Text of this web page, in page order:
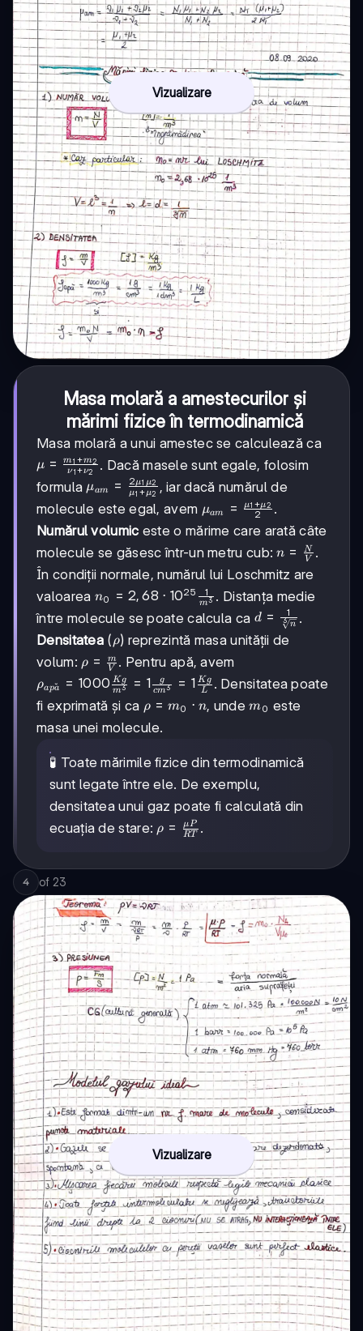
Vizualizare
Masa molară a amestecurilor și
mărimi fizice în termodinamică
Masa molară a unui amestec se calculează ca
\mu =
\frac{m_1
+ m_2}
{\nu_1 +
\nu_2}
μ = ν1 +ν2
m1 +m2 . Dacă masele sunt egale, folosim
formula \mu_{am}
= \frac{2
\mu_1
\mu_2}
{\mu_1 +
\mu_2}
μam = μ1 +μ2
2μ1 μ2 , iar dacă numărul de
molecule este egal, avem \mu_{am}
=
\frac{\mu_1
+ \mu_2}
{2}
μam = 2
μ1 +μ2 .
Numărul volumic este o mărime care arată câte
molecule se găsesc într-un metru cub:n =
\frac{N}
{V}
n = V
N .
În condiții normale, numărul lui Loschmitz are
valoarea n_0 =
2,68
\cdot
10^{25}
\frac{1}
{m^3}
n0 = 2, 68 ⋅ 1025
m3
1
. Distanța medie
între molecule se poate calcula ca d =
\frac{1}
{\sqrt[3]
d = 3 n
1
.
Densitatea (\rho
ρ) reprezintă masa unității de
volum: \rho =
\frac{m}
ρ = V
m . Pentru apă, avem
\rho_{apă}
= 1000
\frac{Kg}
{m^3} = 1
\frac{g}
{cm^3} = 1
\frac{Kg}
ρapa
˘ = 1000 m3
Kg = 1 cm3
g = 1 L
Kg . Densitatea poate
fi exprimată și ca \rho
=
m_0
\cdot
n
ρ = m0 ⋅ n, undem_0
m0 este
masa unei molecule.
🧪 Toate mărimile fizice din termodinamică
sunt legate între ele. De exemplu,
densitatea unui gaz poate fi calculată din
ecuația de stare: \rho =
ρ = RT
μP .
4 of 23
Vizualizare